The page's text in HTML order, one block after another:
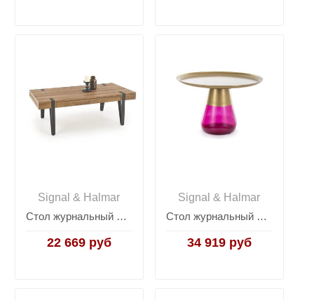
Signal & Halmar
Стол журнальный Halmar TULUZA (орех медовый/черный)
22 669 руб
Signal & Halmar
Стол журнальный Signal TIFFANY B (золотой/фиолетовый)
34 919 руб